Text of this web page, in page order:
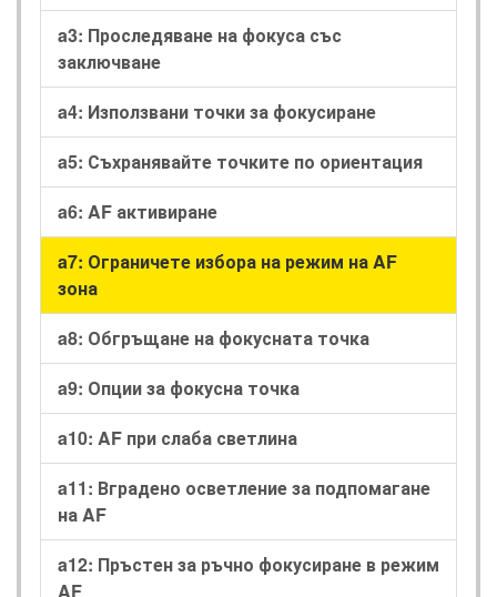
a3: Проследяване на фокуса със
заключване
a4: Използвани точки за фокусиране
a5: Съхранявайте точките по ориентация
a6: AF активиране
a7: Ограничете избора на режим на AF
зона
a8: Обгръщане на фокусната точка
a9: Опции за фокусна точка
a10: AF при слаба светлина
a11: Вградено осветление за подпомагане
на AF
a12: Пръстен за ръчно фокусиране в режим
AF